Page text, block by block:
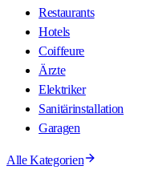
Restaurants
Hotels
Coiffeure
Ärzte
Elektriker
Sanitärinstallation
Garagen
Alle Kategorien